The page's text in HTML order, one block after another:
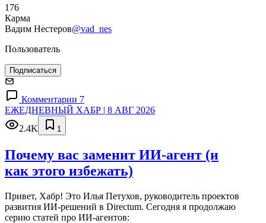
176
Карма
Вадим Нестеров@vad_nes
Пользователь
Подписаться
Комментарии 7
ЕЖЕДНЕВНЫЙ ХАБР | 8 АВГ 2026
2.4K
1
Почему вас заменит ИИ‑агент (и
как этого избежать)
Привет, Хабр! Это Илья Петухов, руководитель проектов
развития ИИ-решений в Directum. Сегодня я продолжаю
серию статей про ИИ-агентов: